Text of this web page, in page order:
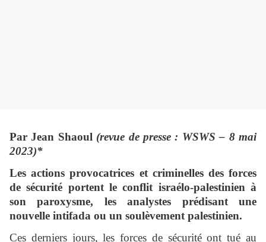
Par Jean Shaoul (revue de presse : WSWS – 8 mai
2023)*
Les actions provocatrices et criminelles des forces
de sécurité portent le conflit israélo-palestinien à
son paroxysme, les analystes prédisant une
nouvelle intifada ou un soulèvement palestinien.
Ces derniers jours, les forces de sécurité ont tué au